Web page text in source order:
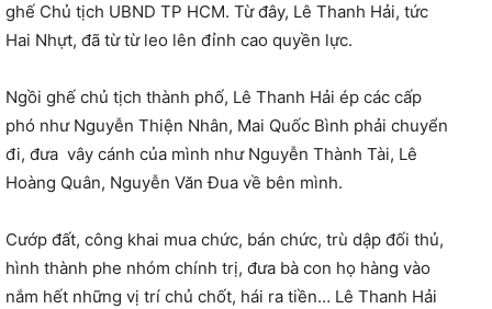
ghế Chủ tịch UBND TP HCM. Từ đây, Lê Thanh Hải, tức
Hai Nhựt, đã từ từ leo lên đỉnh cao quyền lực.
Ngồi ghế chủ tịch thành phố, Lê Thanh Hải ép các cấp
phó như Nguyễn Thiện Nhân, Mai Quốc Bình phải chuyển
đi, đưa vây cánh của mình như Nguyễn Thành Tài, Lê
Hoàng Quân, Nguyễn Văn Đua về bên mình.
Cướp đất, công khai mua chức, bán chức, trù dập đối thủ,
hình thành phe nhóm chính trị, đưa bà con họ hàng vào
nắm hết những vị trí chủ chốt, hái ra tiền… Lê Thanh Hải